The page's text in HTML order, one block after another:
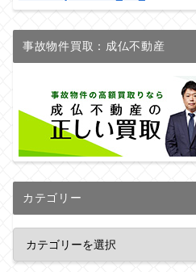
事故物件買取：成仏不動産
カテゴリー